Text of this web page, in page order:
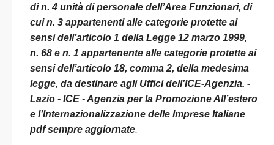
di n. 4 unità di personale dell’Area Funzionari, di
cui n. 3 appartenenti alle categorie protette ai
sensi dell’articolo 1 della Legge 12 marzo 1999,
n. 68 e n. 1 appartenente alle categorie protette ai
sensi dell’articolo 18, comma 2, della medesima
legge, da destinare agli Uffici dell’ICE-Agenzia. -
Lazio - ICE - Agenzia per la Promozione All’estero
e l’Internazionalizzazione delle Imprese Italiane
pdf sempre aggiornate.